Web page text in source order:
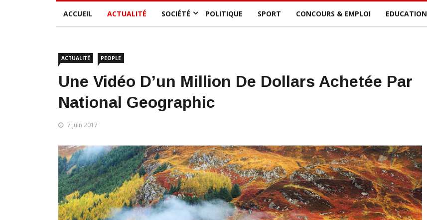
ACCUEIL ACTUALITÉ SOCIÉTÉ POLITIQUE SPORT CONCOURS & EMPLOI EDUCATION
ACTUALITÉ PEOPLE
Une Vidéo D’un Million De Dollars Achetée Par
National Geographic
7 Juin 2017